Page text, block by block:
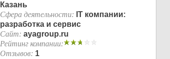
Казань
Сфера деятельности: IT компании:
разработка и сервис
Сайт: ayagroup.ru
Рейтинг компании:
Отзывов: 1